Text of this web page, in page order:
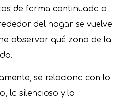
de forma continuada o
del hogar se vuelve
observar qué zona de la
se relaciona con lo
lo silencioso y lo